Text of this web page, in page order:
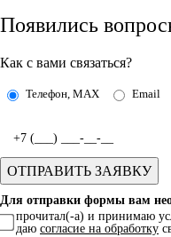
Появились
Как с вами связаться?
Телефон, MAX Email
Для отправки формы вам
прочитал(-а) и принимаю
даю согласие на обработку